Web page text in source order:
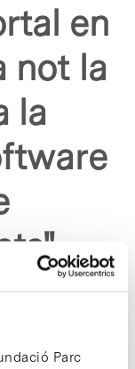
Parc
en
not la
la